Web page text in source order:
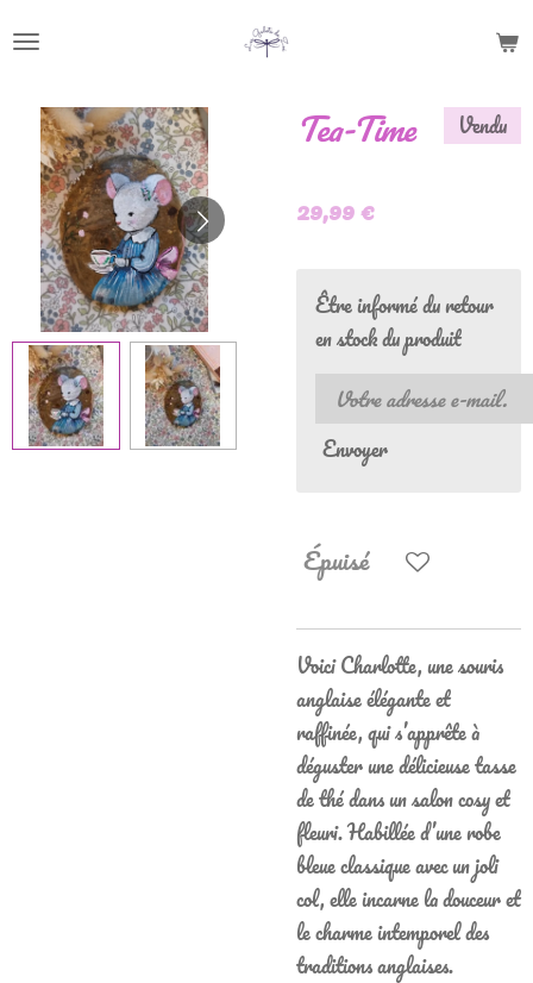
principal
Tea-Time Vendu
29,99 €
Être informé du retour
en stock du produit
Envoyer
Épuisé
Voici Charlotte, une souris
anglaise élégante et
raffinée, qui s’apprête à
déguster une délicieuse tasse
de thé dans un salon cosy et
fleuri. Habillée d’une robe
bleue classique avec un joli
col, elle incarne la douceur et
le charme intemporel des
traditions anglaises.